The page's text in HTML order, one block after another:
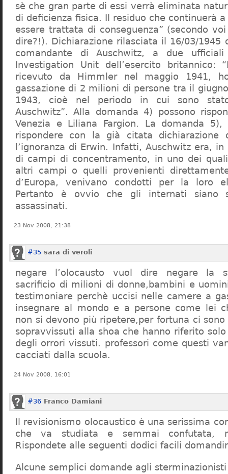
sè che gran parte di essi verrà eliminata
di deficienza fisica. Il residuo che continuerà
essere trattata di conseguenza” (secondo
dire?!). Dichiarazione rilasciata il 16/03/1945
comandante di Auschwitz, a due
Investigation Unit dell’esercito britannico:
ricevuto da Himmler nel maggio 1941,
gassazione di 2 milioni di persone tra il
1943, cioè nel periodo in cui sono
Auschwitz”. Alla domanda 4) possono
Venezia e Liliana Fargion. La domanda
rispondere con la già citata dichiarazione
l’ignoranza di Erwin. Infatti, Auschwitz era,
di campi di concentramento, in uno dei
altri campi o quelli provenienti
d’Europa, venivano condotti per la loro
Pertanto è ovvio che gli internati siano
assassinati.
23 Nov 2008, 21:38
#35 sara di veroli
negare l’olocausto vuol dire negare la
sacrificio di milioni di donne,bambini e
testimoniare perchè uccisi nelle camere a
insegnare al mondo e a persone come lei
non si devono più ripetere,per fortuna ci
sopravvissuti alla shoa che hanno riferito
degli orrori vissuti. professori come questi
cacciati dalla scuola.
24 Nov 2008, 16:01
#36 Franco Damiani
Il revisionismo olocaustico è una serissima
che va studiata e semmai confutata,
Rispondete alle seguenti dodici facili
Alcune semplici domande agli sterminazionisti